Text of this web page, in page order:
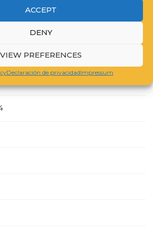
ACCEPT
DENY
VIEW PREFERENCES
Declaración de privacidadImpressum